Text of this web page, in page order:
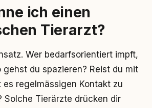
ich einen
Tierarzt?
Wer bedarfsorientiert impft,
du spazieren? Reist du mit
es regelmässigen Kontakt zu
Solche Tierärzte drücken dir